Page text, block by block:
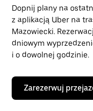
zamknąć
kalendarz.
Dopnij plany na
z aplikacją Uber na
Mazowiecki.
dniowym
i o dowolnej godzinie.
Zarezerwuj